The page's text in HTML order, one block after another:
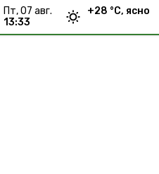
пт, 07 авг.
13:33
+28 °С, ясно